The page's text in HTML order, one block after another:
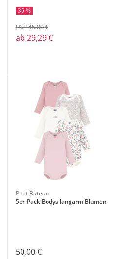
35 %
ab 29,29 €
UVP 45,00 €
Petit Bateau
5er-Pack Bodys langarm Blumen
50,00 €